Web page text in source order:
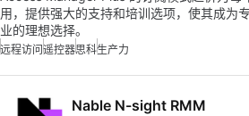
用，提供强大的支持和培训选项，使其成为
业的理想选择。
远程访问遥控器思科生产力
Nable N-sight RMM